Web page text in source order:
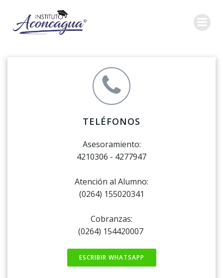
TELÉFONOS
Asesoramiento:
4210306 - 4277947
Atención al Alumno:
(0264) 155020341
Cobranzas:
(0264) 154420007
ESCRIBIR WHATSAPP